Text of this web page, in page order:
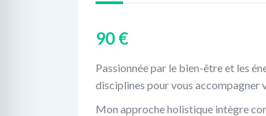
90 €
Passionnée par le bien-être et les
disciplines pour vous accompagner
Mon approche holistique intègre